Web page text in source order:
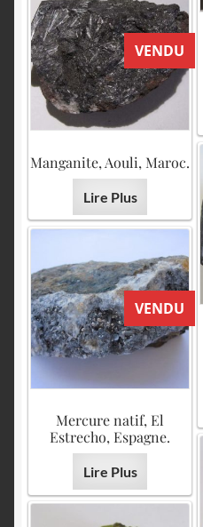
VENDU
Manganite, Aouli, Maroc.
Lire Plus
VENDU
Mercure natif, El
Estrecho, Espagne.
Lire Plus